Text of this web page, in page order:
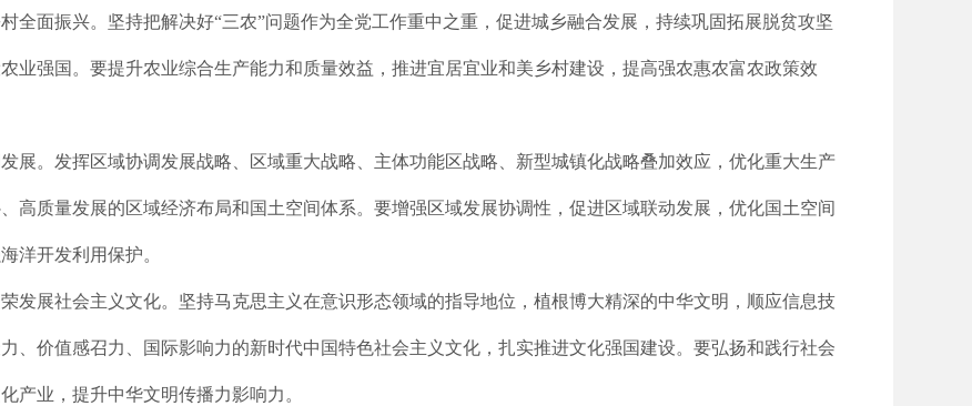
全面振兴。坚持把解决好“三农”问题作为全党工作重中之重，促进城乡融合发展，持续巩固拓展脱贫攻坚
业强国。要提升农业综合生产能力和质量效益，推进宜居宜业和美乡村建设，提高强农惠农富农政策效
展。发挥区域协调发展战略、区域重大战略、主体功能区战略、新型城镇化战略叠加效应，优化重大生产
高质量发展的区域经济布局和国土空间体系。要增强区域发展协调性，促进区域联动发展，优化国土空间
洋开发利用保护。
发展社会主义文化。坚持马克思主义在意识形态领域的指导地位，植根博大精深的中华文明，顺应信息技
、价值感召力、国际影响力的新时代中国特色社会主义文化，扎实推进文化强国建设。要弘扬和践行社会
产业，提升中华文明传播力影响力。